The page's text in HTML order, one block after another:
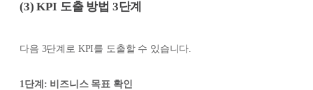
(3) KPI 도출 방법 3단계
다음 3단계로 KPI를 도출할 수 있습니다.
1단계: 비즈니스 목표 확인